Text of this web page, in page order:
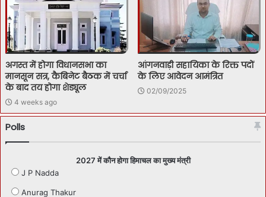
अगस्त में होगा विधानसभा का
मानसून सत्र, कैबिनेट बैठक में चर्चा
के बाद तय होगा शेड्यूल
4 weeks ago
आंगनवाड़ी सहायिका के रिक्त पदों
के लिए आवेदन आमंत्रित
02/09/2025
Polls
2027 में कौन होगा हिमाचल का मुख्य मंत्री
J P Nadda
Anurag Thakur